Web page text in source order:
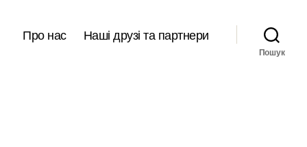
Про нас Наші друзі та партнери
Пошук